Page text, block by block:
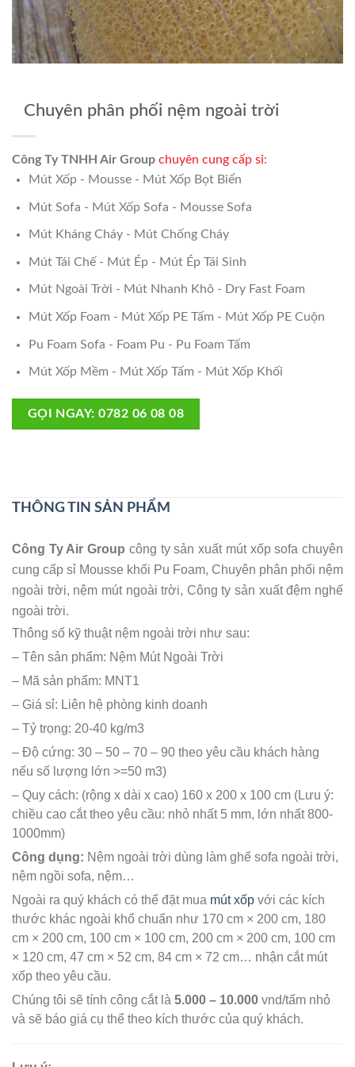
Chuyên phân phối nệm ngoài trời
Công Ty TNHH Air Group chuyên cung cấp sỉ:
Mút Xốp - Mousse - Mút Xốp Bọt Biển
Mút Sofa - Mút Xốp Sofa - Mousse Sofa
Mút Kháng Cháy - Mút Chống Cháy
Mút Tái Chế - Mút Ép - Mút Ép Tái Sinh
Mút Ngoài Trời - Mút Nhanh Khô - Dry Fast Foam
Mút Xốp Foam - Mút Xốp PE Tấm - Mút Xốp PE Cuộn
Pu Foam Sofa - Foam Pu - Pu Foam Tấm
Mút Xốp Mềm - Mút Xốp Tấm - Mút Xốp Khối
GỌI NGAY: 0782 06 08 08
THÔNG TIN SẢN PHẨM
Công Ty Air Group công ty sản xuất mút xốp sofa chuyên
cung cấp sỉ Mousse khối Pu Foam, Chuyên phân phối nệm
ngoài trời, nệm mút ngoài trời, Công ty sản xuất đệm nghế
ngoài trời.
Thông số kỹ thuật nệm ngoài trời như sau:
– Tên sản phẩm: Nệm Mút Ngoài Trời
– Mã sản phẩm: MNT1
– Giá sỉ: Liên hệ phòng kinh doanh
– Tỷ trọng: 20-40 kg/m3
– Độ cứng: 30 – 50 – 70 – 90 theo yêu cầu khách hàng
nếu số lượng lớn >=50 m3)
– Quy cách: (rộng x dài x cao) 160 x 200 x 100 cm (Lưu ý:
chiều cao cắt theo yêu cầu: nhỏ nhất 5 mm, lớn nhất 800-
1000mm)
Công dụng: Nệm ngoài trời dùng làm ghế sofa ngoài trời,
nệm ngồi sofa, nệm…
Ngoài ra quý khách có thể đặt mua mút xốp với các kích
thước khác ngoài khổ chuẩn như 170 cm × 200 cm, 180
cm × 200 cm, 100 cm × 100 cm, 200 cm × 200 cm, 100 cm
× 120 cm, 47 cm × 52 cm, 84 cm × 72 cm… nhận cắt mút
xốp theo yêu cầu.
Chúng tôi sẽ tính công cắt là 5.000 – 10.000 vnd/tấm nhỏ
và sẽ báo giá cụ thể theo kích thước của quý khách.